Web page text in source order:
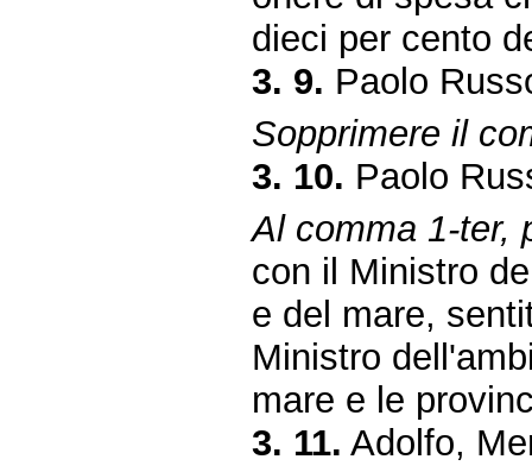
dieci per cento
3. 9. Paolo
Sopprimere il
3. 10. Paolo
Al comma 1-ter,
con il Ministro
e del mare,
Ministro
mare e le
3. 11. Adolfo,